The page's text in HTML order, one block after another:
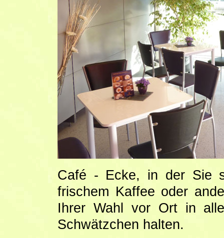
Café - Ecke, in der Sie
frischem Kaffee oder
Ihrer Wahl vor Ort in
Schwätzchen halten.